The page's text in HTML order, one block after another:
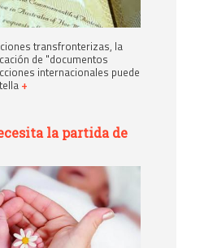
transfronterizas, la
de "documentos
internacionales puede
+
la partida de